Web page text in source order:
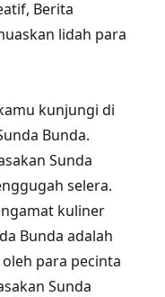
Berita
lidah para
kunjungi di
Bunda.
Sunda
selera.
kuliner
Bunda adalah
para pecinta
Sunda